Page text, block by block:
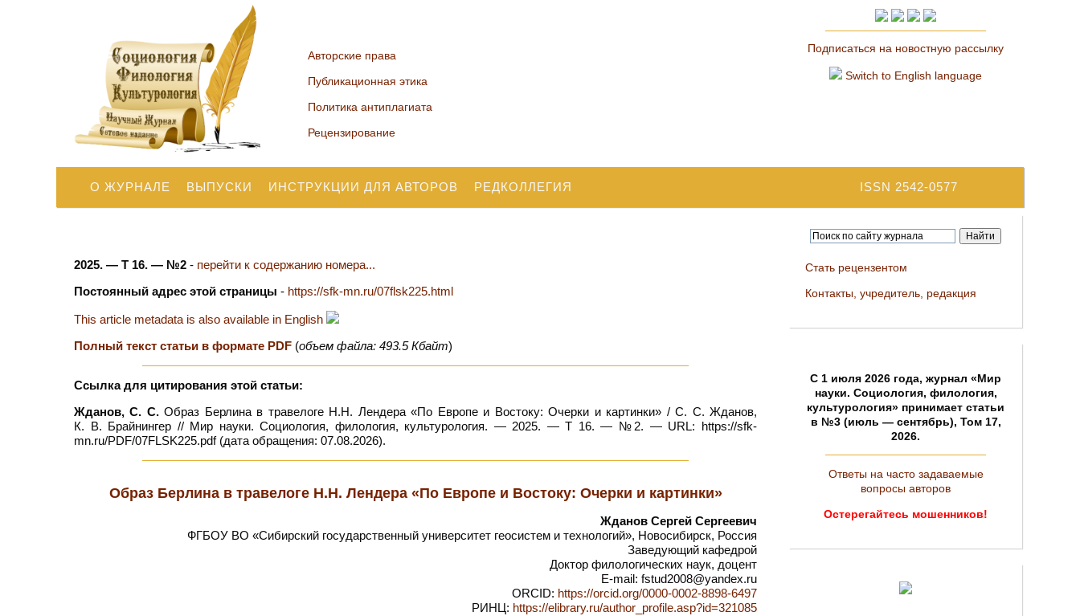
Авторские права
Публикационная этика
Политика антиплагиата
Рецензирование
Подписаться на новостную рассылку
Switch to English language
ISSN 2542-0577
О ЖУРНАЛЕ ВЫПУСКИ ИНСТРУКЦИИ ДЛЯ АВТОРОВ РЕДКОЛЛЕГИЯ
2025. — Т 16. — №2 - перейти к содержанию номера...
Постоянный адрес этой страницы - https://sfk-mn.ru/07flsk225.html
This article metadata is also available in English
Полный текст статьи в формате PDF (объем файла: 493.5 Кбайт)
Ссылка для цитирования этой статьи:
Жданов, С. С.Образ Берлина в травелоге Н.Н. Лендера «По Европе и Востоку: Очерки и картинки» / С. С. Жданов,
К. В. Брайнингер // Мир науки. Социология, филология, культурология. — 2025. — Т 16. — №2. — URL: https://sfk-
mn.ru/PDF/07FLSK225.pdf (дата обращения: 07.08.2026).
Образ Берлина в травелоге Н.Н. Лендера «По Европе и Востоку: Очерки и картинки»
Жданов Сергей Сергеевич
ФГБОУ ВО «Сибирский государственный университет геосистем и технологий», Новосибирск, Россия
Заведующий кафедрой
Доктор филологических наук, доцент
E-mail: fstud2008@yandex.ru
ORCID: https://orcid.org/0000-0002-8898-6497
РИНЦ: https://elibrary.ru/author_profile.asp?id=321085
Стать рецензентом
Контакты, учредитель, редакция
C 1 июля 2026 года, журнал «Мир
науки. Социология, филология,
культурология» принимает статьи
в №3 (июль — сентябрь), Том 17,
2026.
Ответы на часто задаваемые
вопросы авторов
Остерегайтесь мошенников!